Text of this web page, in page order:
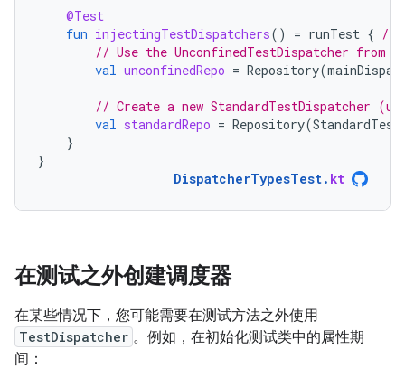
@Test
fun injectingTestDispatchers() = runTest { //
// Use the UnconfinedTestDispatcher from
val unconfinedRepo = Repository(
// Create a new StandardTestDispatcher
val standardRepo = Repository(
}
}
DispatcherTypesTest. kt
在测试之外创建调度器
在某些情况下，您可能需要在测试方法之外使用
TestDispatcher 。例如，在初始化测试类中的属性期
间：